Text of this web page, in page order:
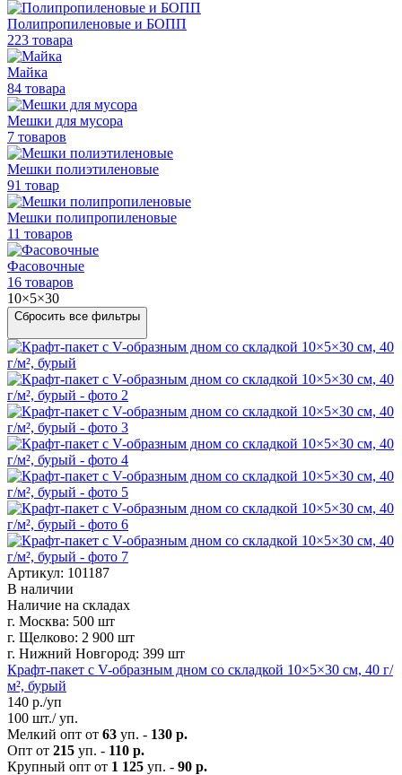
Полипропиленовые и БОПП
223 товара
Майка
84 товара
Мешки для мусора
7 товаров
Мешки полиэтиленовые
91 товар
Мешки полипропиленовые
11 товаров
Фасовочные
16 товаров
10×5×30
Сбросить все фильтры
Артикул: 101187
В наличии
Наличие на складах
г. Москва: 500 шт
г. Щелково: 2 900 шт
г. Нижний Новгород: 399 шт
Крафт-пакет с V-образным дном со складкой 10×5×30 см, 40 г/
м², бурый
140 р./уп
100 шт./ уп.
Мелкий опт от 63 уп. - 130 р.
Опт от 215 уп. - 110 р.
Крупный опт от 1 125 уп. - 90 р.